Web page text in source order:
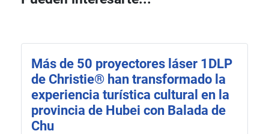
Más de 50 proyectores láser 1DLP
de Christie® han transformado la
experiencia turística cultural en la
provincia de Hubei con Balada de
Chu